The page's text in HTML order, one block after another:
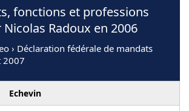
fonctions et professions
Radoux en 2006
› Déclaration fédérale de mandats
2007
Echevin